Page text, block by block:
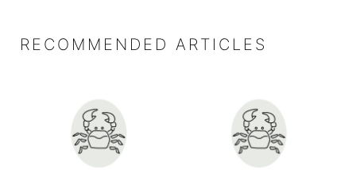
RECOMMENDED ARTICLES